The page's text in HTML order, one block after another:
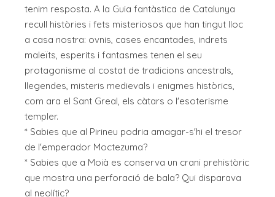
tenim resposta. A la Guia fantàstica de Catalunya
recull històries i fets misteriosos que han tingut lloc
a casa nostra: ovnis, cases encantades, indrets
maleïts, esperits i fantasmes tenen el seu
protagonisme al costat de tradicions ancestrals,
llegendes, misteris medievals i enigmes històrics,
com ara el Sant Greal, els càtars o l'esoterisme
templer.
* Sabies que al Pirineu podria amagar-s'hi el tresor
de l'emperador Moctezuma?
* Sabies que a Moià es conserva un crani prehistòric
que mostra una perforació de bala? Qui disparava
al neolític?